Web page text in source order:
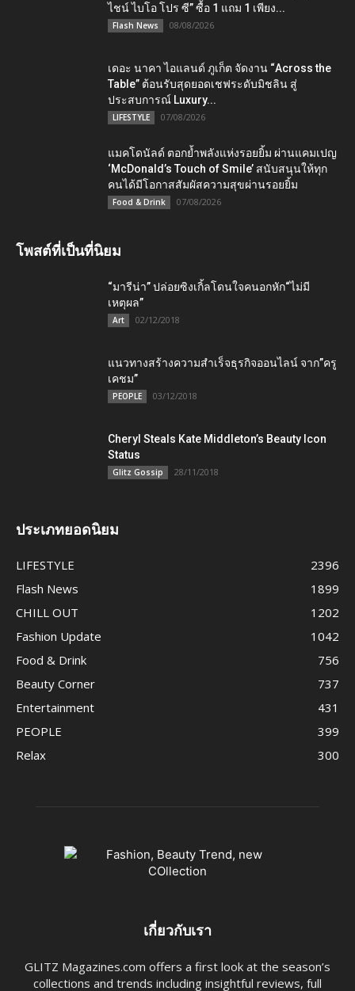
ไชน์ ไบโอ โปร ซี” ซื้อ 1 แถม 1 เพียง...
Flash News 08/08/2026
เดอะ นาคา ไอแลนด์ ภูเก็ต จัดงาน “Across the
Table” ต้อนรับสุดยอดเชฟระดับมิชลิน สู่
ประสบการณ์ Luxury...
LIFESTYLE 07/08/2026
แมคโดนัลด์ ตอกย้ำพลังแห่งรอยยิ้ม ผ่านแคมเปญ
‘McDonald’s Touch of Smile’ สนับสนุนให้ทุก
คนได้มีโอกาสสัมผัสความสุขผ่านรอยยิ้ม
Food & Drink 07/08/2026
โพสต์ที่เป็นที่นิยม
“มารีน่า” ปล่อยซิงเกิ้ลโดนใจคนอกหัก“ไม่มี
เหตุผล”
Art 02/12/2018
แนวทางสร้างความสำเร็จธุรกิจออนไลน์ จาก”ครู
เคชม”
PEOPLE 03/12/2018
Cheryl Steals Kate Middleton’s Beauty Icon
Status
Glitz Gossip 28/11/2018
ประเภทยอดนิยม
LIFESTYLE
2396
Flash News
1899
CHILL OUT
1202
Fashion Update
1042
Food & Drink
756
Beauty Corner
737
Entertainment
431
PEOPLE
399
Relax
300
เกี่ยวกับเรา
GLITZ Magazines.com offers a first look at the season’s
collections and trends including insightful reviews, full